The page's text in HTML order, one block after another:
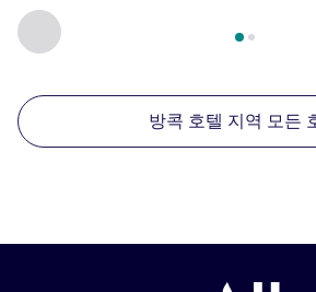
이전 - 주변에 있는 다른 시설
2/ 페이지 , 주변에 있는 다른 시설 1
방콕 호텔 지역 모든